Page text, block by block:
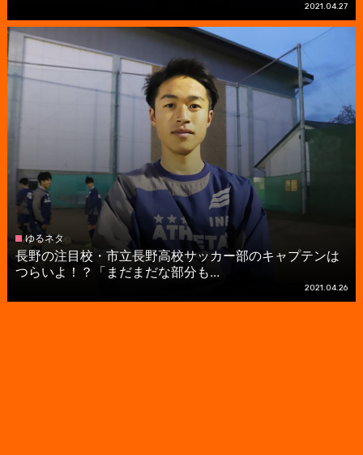
2021.04.27
ゆるネタ
長野の注目校・市立長野高校サッカー部のキャプテンは
つらいよ！？「まだまだな部分も...
2021.04.26